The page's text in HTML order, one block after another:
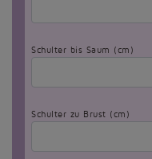
Schulter bis Saum (cm)
Schulter zu Brust (cm)